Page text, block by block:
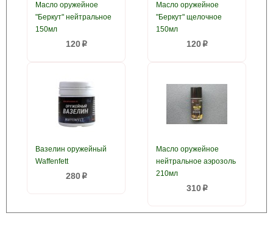
Масло оружейное
"Беркут" нейтральное
150мл
120p
Масло оружейное
"Беркут" щелочное
150мл
120p
Вазелин оружейный
Waffenfett
280p
Масло оружейное
нейтральное аэрозоль
210мл
310p